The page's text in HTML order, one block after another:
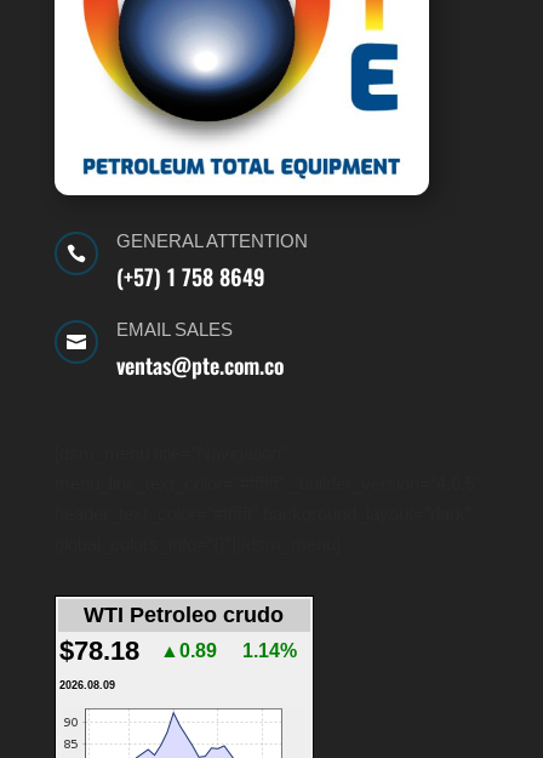

GENERAL ATTENTION
(+57) 1 758 8649

EMAIL SALES
ventas@pte.com.co
WTI Petroleo crudo
$78.18 ▲0.89 1.14%
2026.08.09